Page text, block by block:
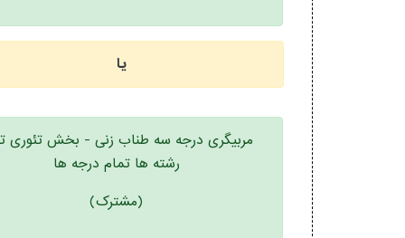
یا
مربیگری درجه سه طناب زنی - بخش تئوری
رشته ها تمام درجه ها
(مشترک)